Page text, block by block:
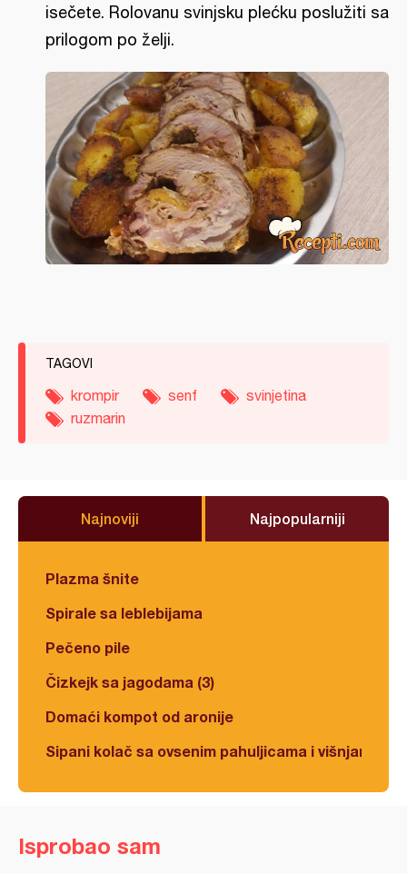
isečete. Rolovanu svinjsku plećku poslužiti sa
prilogom po želji.
TAGOVI
krompir senf
svinjetina
ruzmarin
Najnoviji Najpopularniji
Plazma šnite
Spirale sa leblebijama
Pečeno pile
Čizkejk sa jagodama (3)
Domaći kompot od aronije
Sipani kolač sa ovsenim pahuljicama i višnjama
Isprobao sam